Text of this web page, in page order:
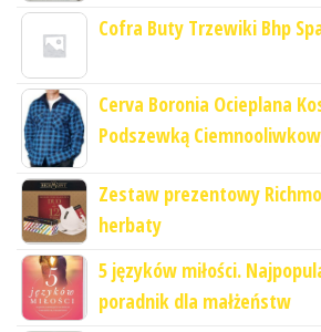
Cofra Buty Trzewiki Bhp
Cerva Boronia Ocieplana
Podszewką
Zestaw prezentowy
herbaty
5 języków miłości.
poradnik dla małżeństw